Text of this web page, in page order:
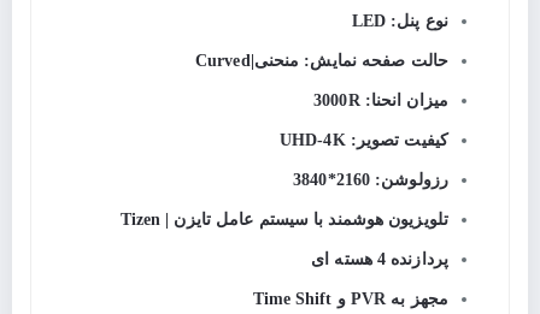
نوع پنل: LED
حالت صفحه نمایش: منحنی|Curved
میزان انحنا: 3000R
کیفیت تصویر: UHD-4K
رزولوشن: 2160*3840
تلویزیون هوشمند با سیستم عامل تایزن | Tizen
پردازنده 4 هسته ای
مجهز به PVR و Time Shift